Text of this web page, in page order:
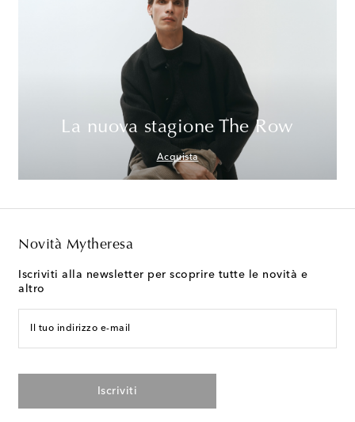
La nuova stagione The Row
Acquista
Novità Mytheresa
Iscriviti alla newsletter per scoprire tutte le novità e
altro
Il tuo indirizzo e-mail
Iscriviti